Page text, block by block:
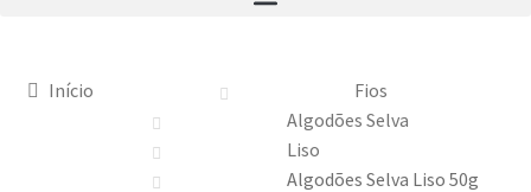
Início
Fios
Algodões Selva
Liso
Algodões Selva Liso 50g